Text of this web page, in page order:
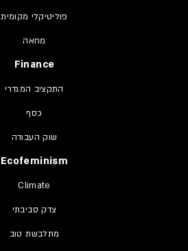
פוליטיקלי מקומית
מחאה
Finance
התקציב המגדרי
כסף
שוק העבודה
Ecofeminism
Climate
צדק סביבתי
מתלבשת טוב